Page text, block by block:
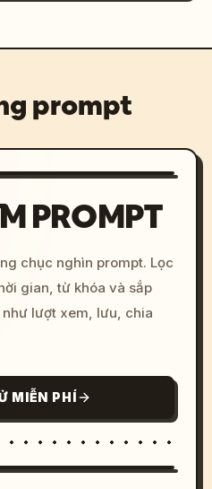
prompt
PROMPT
chục nghìn prompt. Lọc
gian, từ khóa và sắp
lượt xem, lưu, chia
MIỄN PHÍ